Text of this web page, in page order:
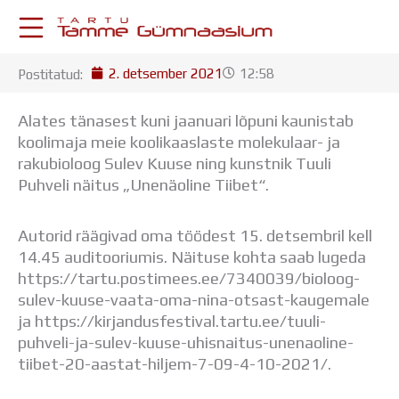
KESKKONNAD
Postkast
Drive
Tamme TV
Tamme Leht
Koorilaul
ÕPPETÖÖ
Tunniplaan
Aastaplaan
Õppekava
Ainepassid
Huviringid
Postitatud: 2. detsember 2021 12:58
Alates tänasest kuni jaanuari lõpuni kaunistab
koolimaja meie koolikaaslaste molekulaar- ja
rakubioloog Sulev Kuuse ning kunstnik Tuuli
Puhveli näitus „Unenäoline Tiibet“.
Autorid räägivad oma töödest 15. detsembril kell
14.45 auditooriumis. Näituse kohta saab lugeda
https://tartu.postimees.ee/7340039/bioloog-
sulev-kuuse-vaata-oma-nina-otsast-kaugemale
ja https://kirjandusfestival.tartu.ee/tuuli-
puhveli-ja-sulev-kuuse-uhisnaitus-unenaoline-
tiibet-20-aastat-hiljem-7-09-4-10-2021/.